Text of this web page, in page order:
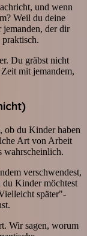
und wenn
Weil du deine
der dir
Du gräbst nicht
mit jemandem,
ob du Kinder haben
Art von Arbeit
wahrscheinlich.
verschwendest,
du Kinder möchtest
später"-
Wir sagen, worum